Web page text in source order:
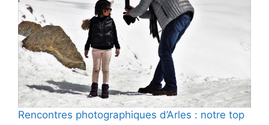
Rencontres photographiques d’Arles : notre top